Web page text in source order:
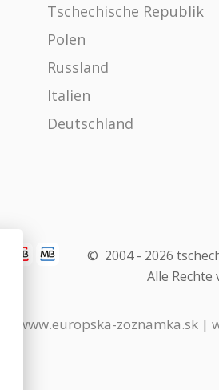
Tschechische Republik
Polen
Russland
Italien
Deutschland
© 2004 - 2026
Alle Rechte
www.europska-zoznamka.sk |